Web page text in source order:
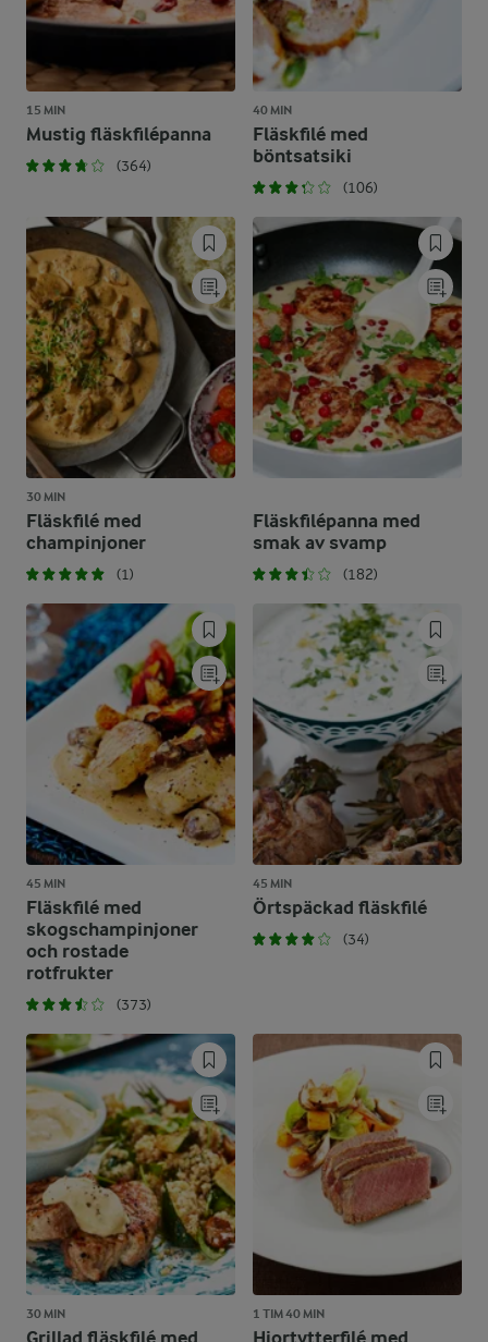
15 MIN
Mustig fläskfilépanna
(364)
40 MIN
Fläskfilé med
böntsatsiki
(106)
30 MIN
Fläskfilé med
champinjoner
(1)
Fläskfilépanna med
smak av svamp
(182)
45 MIN
Fläskfilé med
skogschampinjoner
och rostade
rotfrukter
(373)
45 MIN
Örtspäckad fläskfilé
(34)
30 MIN 1 TIM 40 MIN